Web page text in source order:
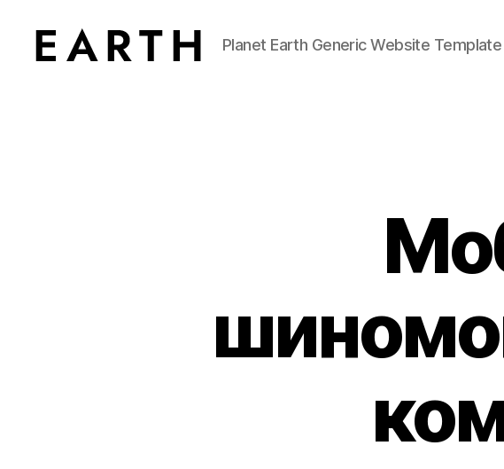
Planet Earth Generic Website Template